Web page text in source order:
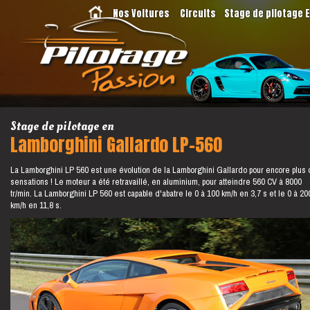
Nos Voitures Circuits Stage de pilotage
Stage de pilotage en
Lamborghini Gallardo LP-560
La Lamborghini LP 560 est une évolution de la Lamborghini Gallardo pour encore plus
sensations ! Le moteur a été retravaillé, en aluminium, pour atteindre 560 CV à 8000
tr/min. La Lamborghini LP 560 est capable d'abatre le 0 à 100 km/h en 3,7 s et le 0 à
km/h en 11,8 s.